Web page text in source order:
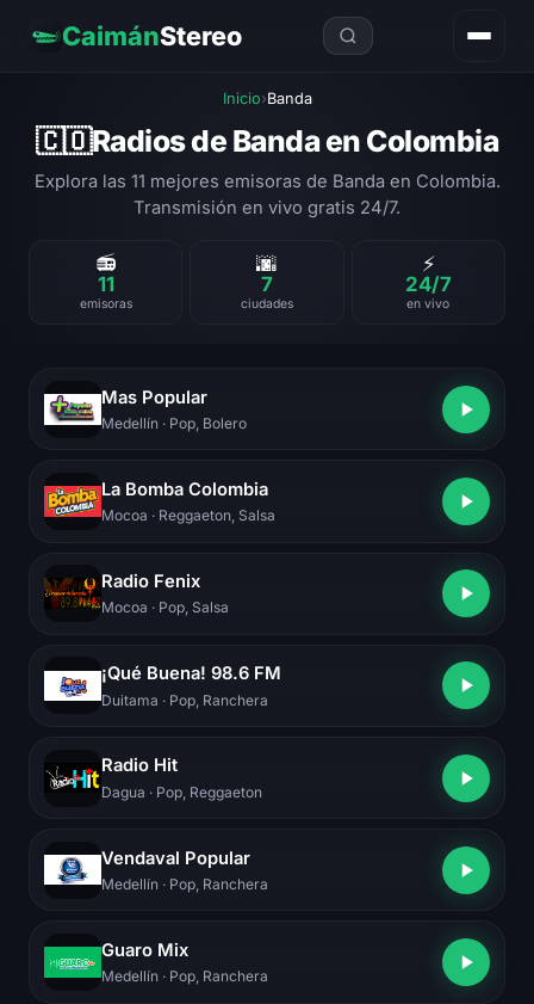
CaimánStereo
Inicio›Banda
🇨🇴Radios de Banda en Colombia
Explora las 11 mejores emisoras de Banda en Colombia.
Transmisión en vivo gratis 24/7.
📻
11
emisoras
🌆
7
ciudades
⚡
24/7
en vivo
Mas Popular
Medellín · Pop, Bolero
La Bomba Colombia
Mocoa · Reggaeton, Salsa
Radio Fenix
Mocoa · Pop, Salsa
¡Qué Buena! 98.6 FM
Duitama · Pop, Ranchera
Radio Hit
Dagua · Pop, Reggaeton
Vendaval Popular
Medellín · Pop, Ranchera
Guaro Mix
Medellín · Pop, Ranchera